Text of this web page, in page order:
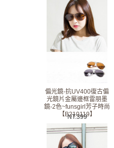
偏光鏡-抗UV400復古偏
光鏡片金屬邊框雷朋墨
鏡-2色~funsgirl芳子時尚
【B210119】
NT.399